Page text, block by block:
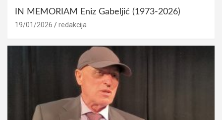
IN MEMORIAM Eniz Gabeljić (1973-2026)
19/01/2026 redakcija